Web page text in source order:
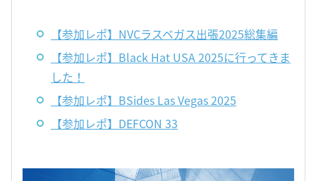
【参加レポ】NVCラスベガス出張2025総集編
【参加レポ】Black Hat USA 2025に行ってきま
した！
【参加レポ】BSides Las Vegas 2025
【参加レポ】DEFCON 33